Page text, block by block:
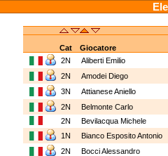
Cat
Giocatore
2N
Aliberti Emilio
2N
Amodei Diego
3N
Attianese Aniello
2N
Belmonte Carlo
2N
Bevilacqua Michele
1N
Bianco Esposito Antonio
2N
Bocci Alessandro